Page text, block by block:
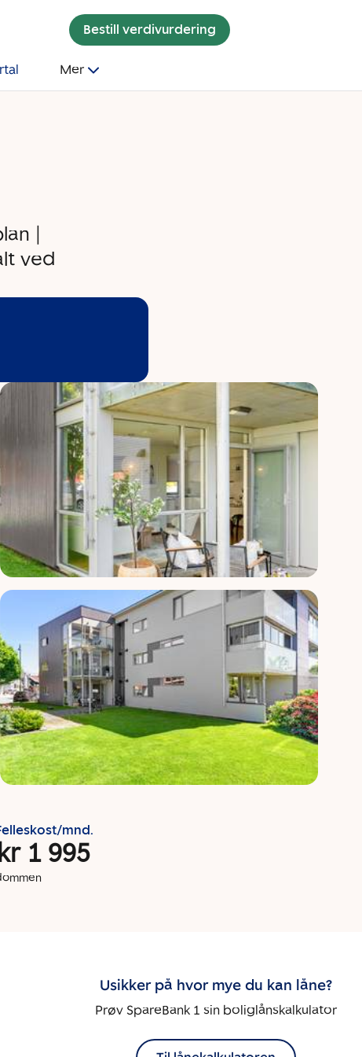
Bestill verdivurdering
Mer
|
ved
mnd.
kr 1 995
Usikker på hvor mye du kan låne?
Prøv SpareBank 1 sin boliglånskalkulator